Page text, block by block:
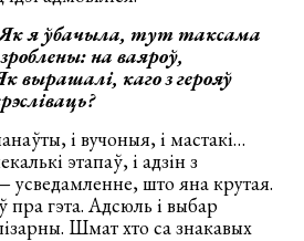
я ўбачыла, тут таксама
на ваяроў,
вырашалі, каго з герояў
і вучоныя, і мастакі…
этапаў, і адзін з
што яна крутая.
гэта. Адсюль і выбар
Шмат хто са знакавых